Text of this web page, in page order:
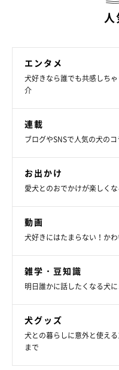
人
エンタメ
犬好きなら誰でも共感しち
介
連載
ブログやSNSで人気の犬の
お出かけ
愛犬とのおでかけが楽しく
動画
犬好きにはたまらない！か
雑学・豆知識
明日誰かに話したくなる犬
犬グッズ
犬との暮らしに意外と使え
まで